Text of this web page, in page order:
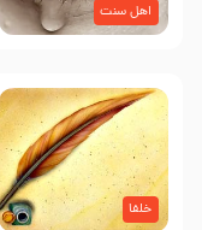
اهل سنت
خلفا